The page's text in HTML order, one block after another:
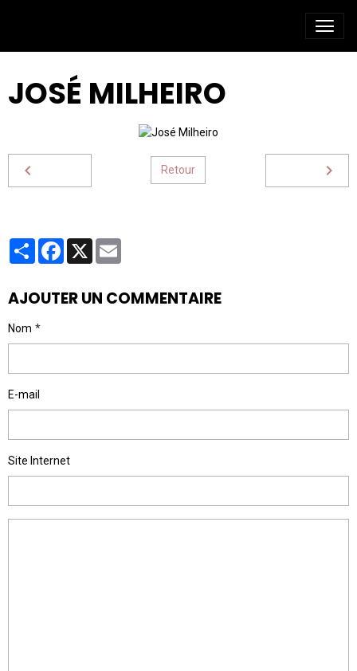
JOSÉ MILHEIRO
Retour
PartagerFacebook
X
AJOUTER UN COMMENTAIRE
Nom
E-mail
Site Internet